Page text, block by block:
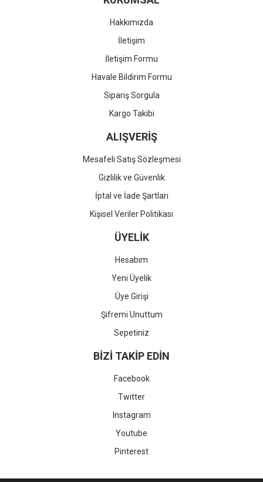
Hakkımızda
İletişim
İletişim Formu
Havale Bildirim Formu
Sipariş Sorgula
Kargo Takibi
ALIŞVERİŞ
Mesafeli Satış Sözleşmesi
Gizlilik ve Güvenlik
İptal ve İade Şartları
Kişisel Veriler Politikası
ÜYELİK
Hesabım
Yeni Üyelik
Üye Girişi
Şifremi Unuttum
Sepetiniz
BİZİ TAKİP EDİN
Facebook
Twitter
Instagram
Youtube
Pinterest